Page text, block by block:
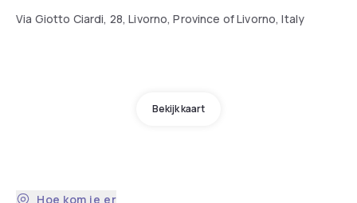
Via Giotto Ciardi, 28, Livorno, Province of Livorno, Italy
Bekijk kaart
Hoe kom je er